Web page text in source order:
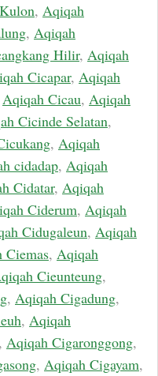
, Aqiqah
, Aqiqah
Hilir, Aqiqah
Cicapar, Aqiqah
Aqiqah Cicau, Aqiqah
Cicinde Selatan,
, Aqiqah
cidadap, Aqiqah
Cidatar, Aqiqah
Ciderum, Aqiqah
Cidugaleun, Aqiqah
Ciemas, Aqiqah
Cieunteung,
, Aqiqah Cigadung,
, Aqiqah
, Aqiqah Cigaronggong,
, Aqiqah Cigayam,